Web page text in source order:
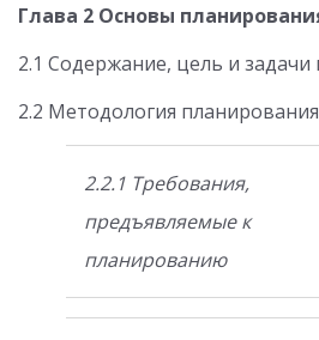
Глава 2 Основы
2.1 Содержание, цель и
2.2 Методология планирования
2.2.1 Требования,
предъявляемые к
планированию